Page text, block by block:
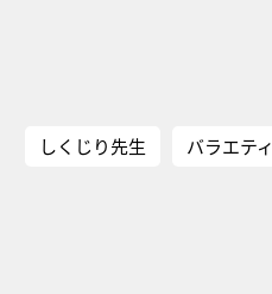
しくじり先生 バラエティ